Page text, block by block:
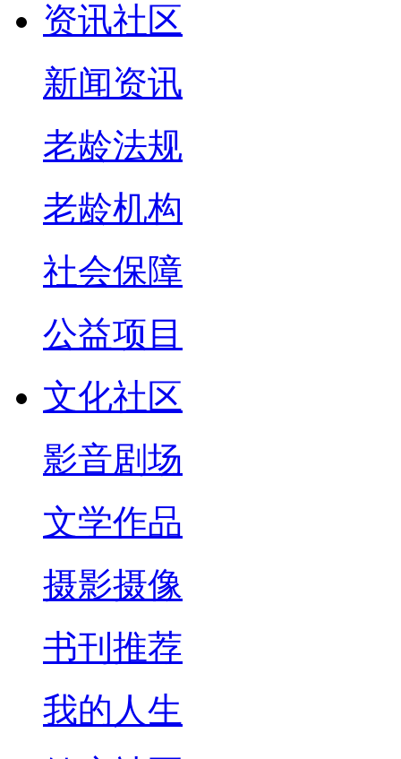
资讯社区
新闻资讯
老龄法规
老龄机构
社会保障
公益项目
文化社区
影音剧场
文学作品
摄影摄像
书刊推荐
我的人生